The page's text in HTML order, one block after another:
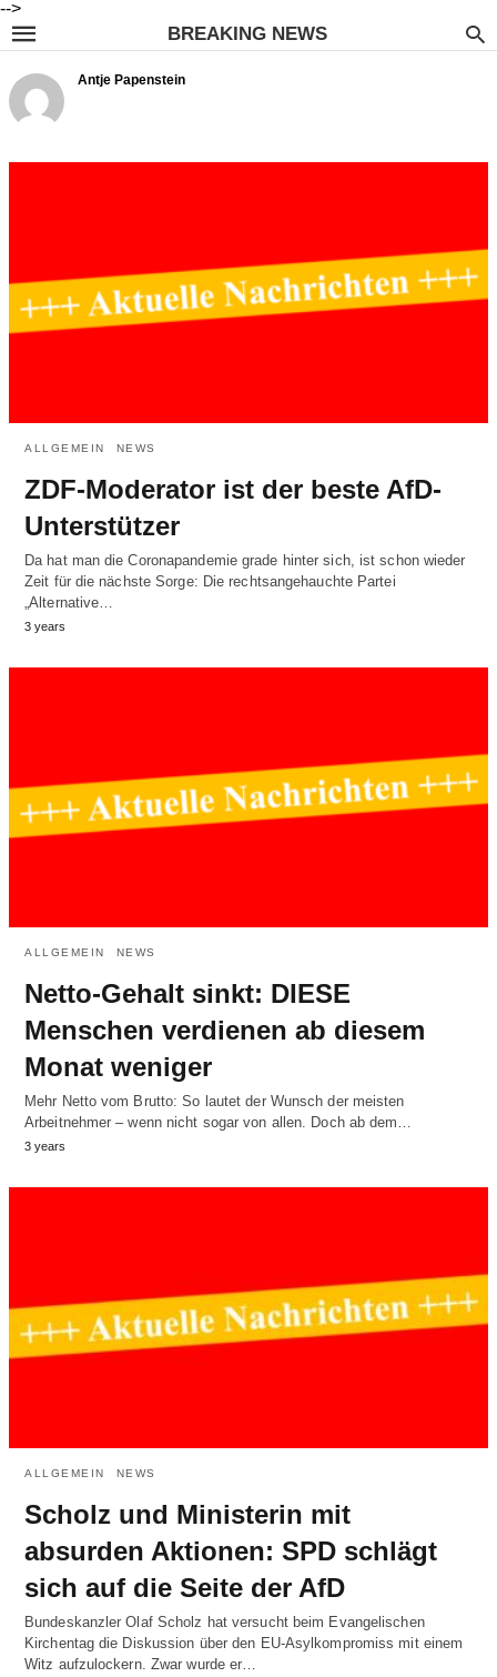
-->
BREAKING NEWS
Antje Papenstein
ALLGEMEIN NEWS
ZDF-Moderator ist der beste AfD-
Unterstützer
Da hat man die Coronapandemie grade hinter sich, ist schon wieder
Zeit für die nächste Sorge: Die rechtsangehauchte Partei
„Alternative…
3 years
ALLGEMEIN NEWS
Netto-Gehalt sinkt: DIESE
Menschen verdienen ab diesem
Monat weniger
Mehr Netto vom Brutto: So lautet der Wunsch der meisten
Arbeitnehmer – wenn nicht sogar von allen. Doch ab dem…
3 years
ALLGEMEIN NEWS
Scholz und Ministerin mit
absurden Aktionen: SPD schlägt
sich auf die Seite der AfD
Bundeskanzler Olaf Scholz hat versucht beim Evangelischen
Kirchentag die Diskussion über den EU-Asylkompromiss mit einem
Witz aufzulockern. Zwar wurde er…